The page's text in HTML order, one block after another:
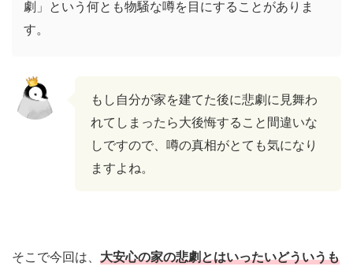
劇」という何とも物騒な噂を目にすることがありま
す。
もし自分が家を建てた後に悲劇に見舞わ
れてしまったら大後悔すること間違いな
しですので、噂の真相がとても気になり
ますよね。
そこで今回は、 大安心の家の悲劇とはいったいどういうも